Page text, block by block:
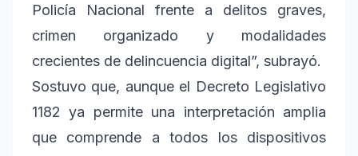
Policía Nacional frente a delitos graves,
crimen organizado y modalidades
crecientes de delincuencia digital”, subrayó.
Sostuvo que, aunque el Decreto Legislativo
1182 ya permite una interpretación amplia
que comprende a todos los dispositivos